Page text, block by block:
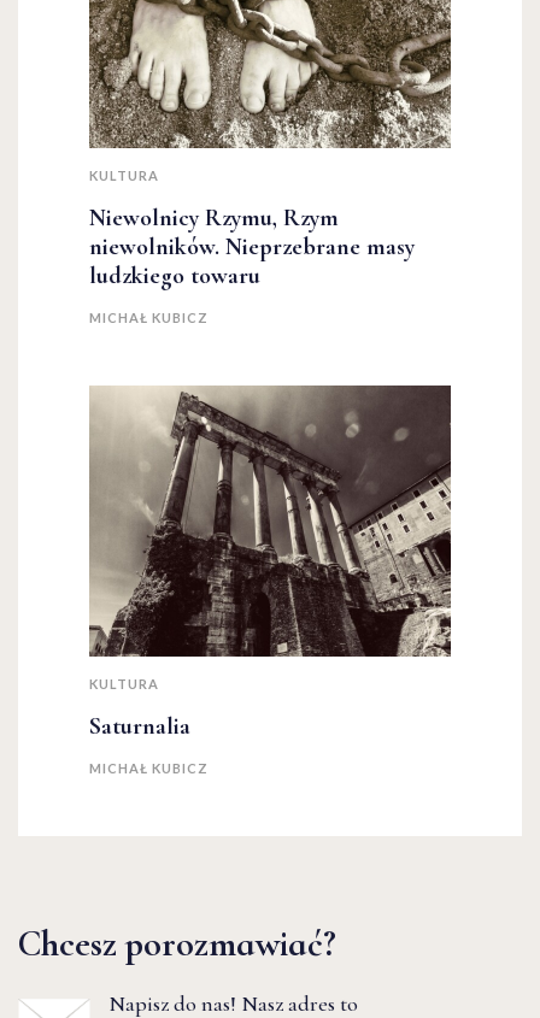
KULTURA
Niewolnicy Rzymu, Rzym
niewolników. Nieprzebrane masy
ludzkiego towaru
MICHAŁ KUBICZ
KULTURA
Saturnalia
MICHAŁ KUBICZ
Chcesz porozmawiać?
Napisz do nas! Nasz adres to